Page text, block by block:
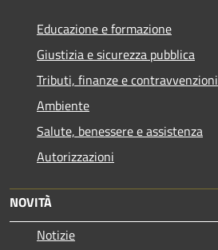
Educazione e formazione
Giustizia e sicurezza pubblica
Tributi, finanze e contravvenzioni
Ambiente
Salute, benessere e assistenza
Autorizzazioni
NOVITÀ
Notizie